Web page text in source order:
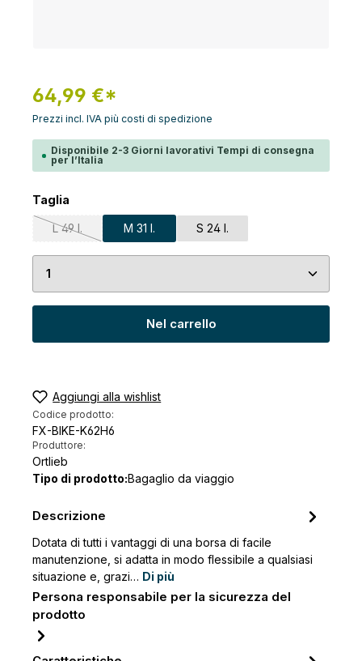
64,99 €*
Prezzi incl. IVA più costi di spedizione
Disponibile 2-3 Giorni lavorativi Tempi di consegna
per l’Italia
Seleziona
Taglia
L 49 l.
(Questa opzione non è al momento disponibile.)
M 31 l. S 24 l.
Quantità del prodotto: inserisci la quantità
Nel carrello
Aggiungi alla wishlist
Codice prodotto:
FX-BIKE-K62H6
Produttore:
Ortlieb
Tipo di prodotto:Bagaglio da viaggio
Descrizione
Dotata di tutti i vantaggi di una borsa di facile
manutenzione, si adatta in modo flessibile a qualsiasi
situazione e, grazi… Di più
Persona responsabile per la sicurezza del
prodotto